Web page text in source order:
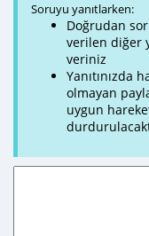
Soruyu yanıtlarken:
Doğrudan
verilen diğer
veriniz
Yanıtınızda
olmayan
uygun